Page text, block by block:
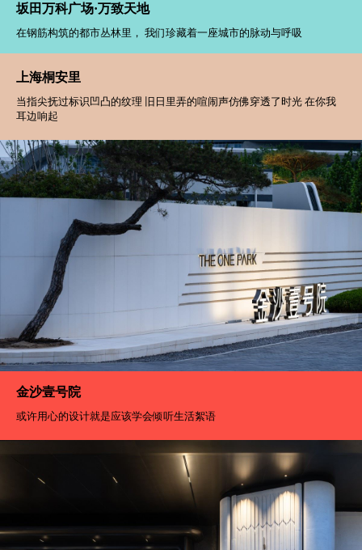
坂田万科广场·万致天地
在钢筋构筑的都市丛林里， 我们珍藏着一座城市的脉动与呼吸
上海桐安里
当指尖抚过标识凹凸的纹理 旧日里弄的喧闹声仿佛穿透了时光 在你我
耳边响起